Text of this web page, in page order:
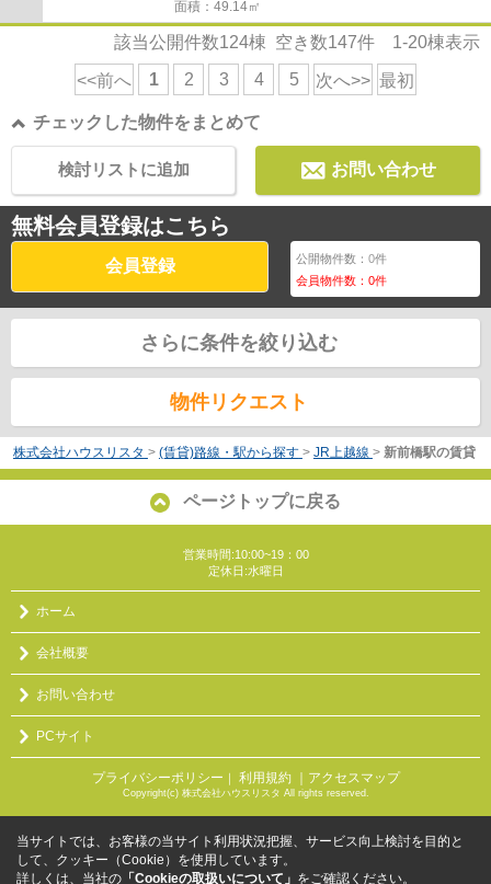
面積：49.14㎡
該当公開件数124棟 空き数147件 1-20棟表示
<<前へ 1 2 3 4 5 次へ>> 最初
チェックした物件をまとめて
お問い合わせ
検討リストに追加
無料会員登録はこちら
会員登録 公開物件数：0件
会員物件数：0件
さらに条件を絞り込む
物件リクエスト
株式会社ハウスリスタ > (賃貸)路線・駅から探す > JR上越線 > 新前橋駅の賃貸
ページトップに戻る
営業時間:10:00~19：00
定休日:水曜日
ホーム
会社概要
お問い合わせ
PCサイト
プライバシーポリシー ｜ 利用規約 ｜アクセスマップ
Copyright(c) 株式会社ハウスリスタ All rights reserved.
当サイトでは、お客様の当サイト利用状況把握、サービス向上検討を目的と
して、クッキー（Cookie）を使用しています。
詳しくは、当社の 「Cookieの取扱いについて」 をご確認ください。